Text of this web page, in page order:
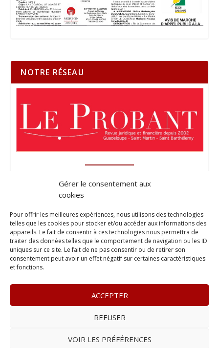
Gérer le consentement aux
cookies
Pour offrir les meilleures expériences, nous utilisons des technologies
telles que les cookies pour stocker et/ou accéder aux informations des
appareils. Le fait de consentir à ces technologies nous permettra de
traiter des données telles que le comportement de navigation ou les ID
uniques sur ce site. Le fait de ne pas consentir ou de retirer son
consentement peut avoir un effet négatif sur certaines caractéristiques
et fonctions.
ACCEPTER
REFUSER
VOIR LES PRÉFÉRENCES
NOTRE RÉSEAU
– www.lapostille.fr –
– E-mail :contact@lapostille.fr–